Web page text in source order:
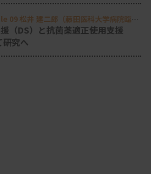
松井 建二郎（藤田医科大学病院臨床
検査室）
（DS）と抗菌薬適正使用支援
研究へ